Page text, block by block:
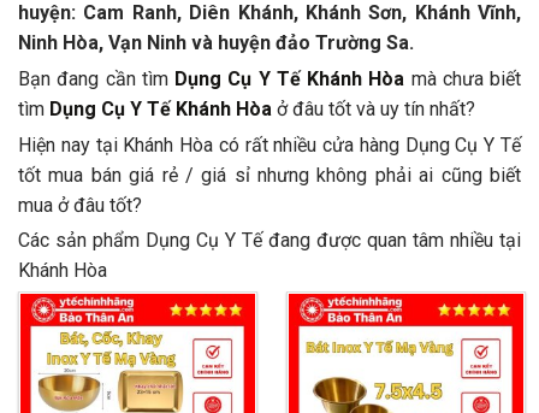
huyện: Cam Ranh, Diên Khánh, Khánh Sơn, Khánh Vĩnh,
Ninh Hòa, Vạn Ninh và huyện đảo Trường Sa.
Bạn đang cần tìm Dụng Cụ Y Tế Khánh Hòa mà chưa biết
tìm Dụng Cụ Y Tế Khánh Hòa ở đâu tốt và uy tín nhất?
Hiện nay tại Khánh Hòa có rất nhiều cửa hàng Dụng Cụ Y Tế
tốt mua bán giá rẻ / giá sỉ nhưng không phải ai cũng biết
mua ở đâu tốt?
Các sản phẩm Dụng Cụ Y Tế đang được quan tâm nhiều tại
Khánh Hòa